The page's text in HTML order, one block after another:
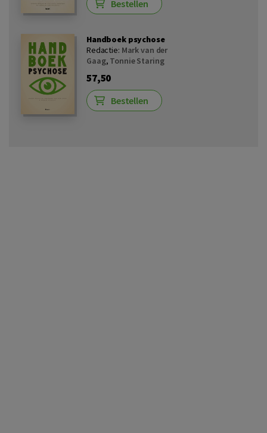
Bestellen
Handboek psychose
Redactie: Mark van der
Gaag, Tonnie Staring
57,50
Bestellen